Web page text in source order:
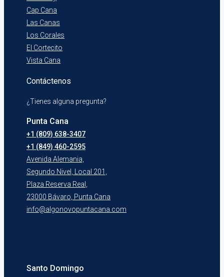
Cap Cana
Las Canas
Los Corales
El Cortecito
Vista Cana
Contáctenos
¿Tienes alguna pregunta?
Punta Cana
+1 (809) 638-3407
+1 (849) 460-2595
Avenida Alemania,
Segundo Nivel, Local 201,
Plaza Reserva Real,
23000 Bávaro, Punta Cana
info@algonovopuntacana.com
Santo Domingo